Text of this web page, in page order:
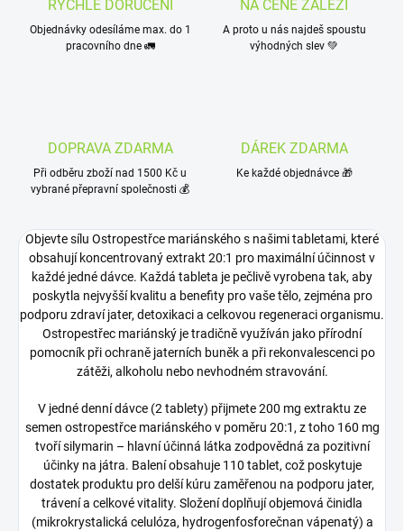
RYCHLÉ DORUČENÍ
Objednávky odesíláme max. do 1
pracovního dne 🚛
NA CENĚ ZÁLEŽÍ
A proto u nás najdeš spoustu
výhodných slev 💚
DOPRAVA ZDARMA
Při odběru zboží nad 1500 Kč u
vybrané přepravní společnosti 💰
DÁREK ZDARMA
Ke každé objednávce 🎁
Objevte sílu Ostropestřce mariánského s našimi tabletami, které
obsahují koncentrovaný extrakt 20:1 pro maximální účinnost v
každé jedné dávce. Každá tableta je pečlivě vyrobena tak, aby
poskytla nejvyšší kvalitu a benefity pro vaše tělo, zejména pro
podporu zdraví jater, detoxikaci a celkovou regeneraci organismu.
Ostropestřec mariánský je tradičně využíván jako přírodní
pomocník při ochraně jaterních buněk a při rekonvalescenci po
zátěži, alkoholu nebo nevhodném stravování.
V jedné denní dávce (2 tablety) přijmete 200 mg extraktu ze
semen ostropestřce mariánského v poměru 20:1, z toho 160 mg
tvoří silymarin – hlavní účinná látka zodpovědná za pozitivní
účinky na játra. Balení obsahuje 110 tablet, což poskytuje
dostatek produktu pro delší kúru zaměřenou na podporu jater,
trávení a celkové vitality. Složení doplňují objemová činidla
(mikrokrystalická celulóza, hydrogenfosforečnan vápenatý) a